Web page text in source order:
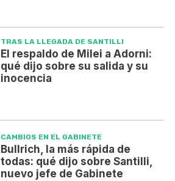
TRAS LA LLEGADA DE SANTILLI
El respaldo de Milei a Adorni:
qué dijo sobre su salida y su
inocencia
CAMBIOS EN EL GABINETE
Bullrich, la más rápida de
todas: qué dijo sobre Santilli,
nuevo jefe de Gabinete